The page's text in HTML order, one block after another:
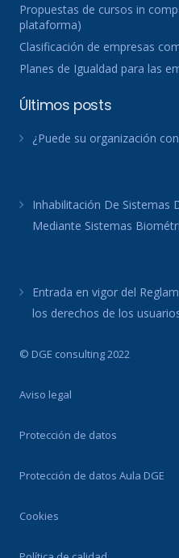
Propuestas de cursos in
plataforma)
Clasificación de empresas
Planes de Igualdad para las
Últimos posts
¿Puede su organización
Inhabilitación De Sistemas
Mediante Sistemas
Entrada en vigor del
los derechos de los
© DGE consulting 2022
Aviso legal
Protección de datos
Protección de datos Aula DGE
Cookies